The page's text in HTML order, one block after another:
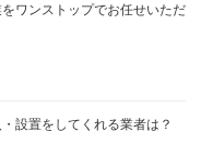
ワンストップでお任せいただ
設置をしてくれる業者は？